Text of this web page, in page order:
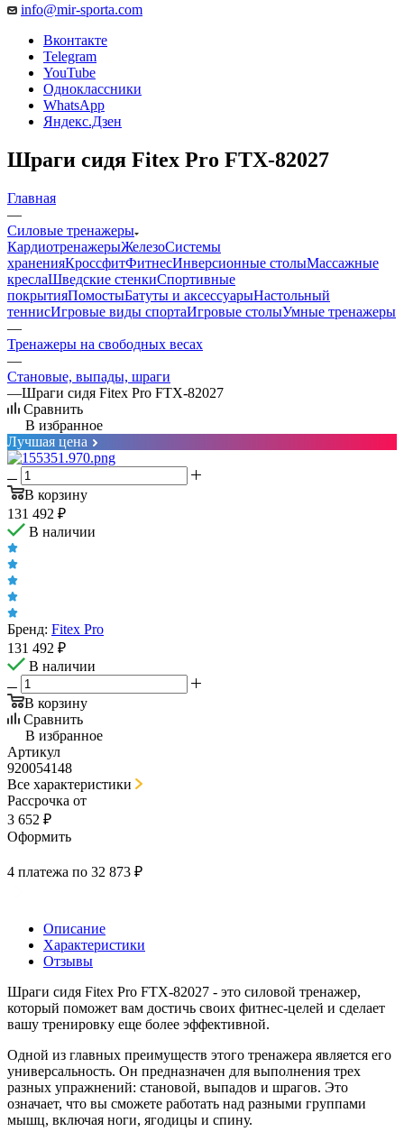
info@mir-sporta.com
Вконтакте
Telegram
YouTube
Одноклассники
WhatsApp
Яндекс.Дзен
Шраги сидя Fitex Pro FTX-82027
Главная
—
Силовые тренажеры
КардиотренажерыЖелезоСистемы
храненияКроссфитФитнесИнверсионные столыМассажные
креслаШведские стенкиСпортивные
покрытияПомостыБатуты и аксессуарыНастольный
теннисИгровые виды спортаИгровые столыУмные тренажеры
—
Тренажеры на свободных весах
—
Становые, выпады, шраги
—Шраги сидя Fitex Pro FTX-82027
Сравнить
В избранное
Лучшая цена
В корзину
131 492 ₽
В наличии
Бренд: Fitex Pro
131 492 ₽
В наличии
В корзину
Сравнить
В избранное
Артикул
920054148
Все характеристики
Рассрочка от
3 652 ₽
Оформить
4 платежа по 32 873 ₽
Описание
Характеристики
Отзывы
Шраги сидя Fitex Pro FTX-82027 - это силовой тренажер,
который поможет вам достичь своих фитнес-целей и сделает
вашу тренировку еще более эффективной.
Одной из главных преимуществ этого тренажера является его
универсальность. Он предназначен для выполнения трех
разных упражнений: становой, выпадов и шрагов. Это
означает, что вы сможете работать над разными группами
мышц, включая ноги, ягодицы и спину.